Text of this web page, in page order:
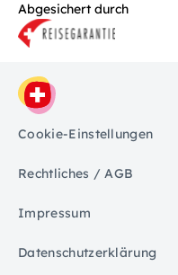
Abgesichert durch
Cookie-Einstellungen
Rechtliches / AGB
Impressum
Datenschutzerklärung